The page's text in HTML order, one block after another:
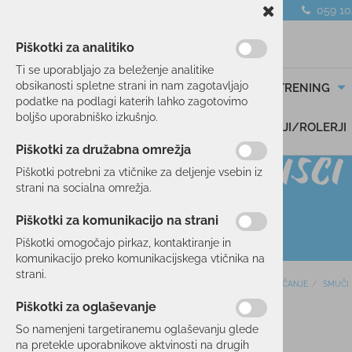
059
SMUČANJE TEK/TRENING
DARILNI BONI SKIROJI/ROLERJI
ALL-MOUNTAIN
SMUČANJE SMUČI
Piškotki za analitiko
Ti se uporabljajo za beleženje analitike
obsikanosti spletne strani in nam zagotavljajo
podatke na podlagi katerih lahko zagotovimo
boljšo uporabniško izkušnjo.
Piškotki za družabna omrežja
Piškotki potrebni za vtičnike za deljenje vsebin iz
strani na socialna omrežja.
Piškotki za komunikacijo na strani
Piškotki omogočajo pirkaz, kontaktiranje in
komunikacijo preko komunikacijskega vtičnika na
strani.
Piškotki za oglaševanje
So namenjeni targetiranemu oglaševanju glede
na pretekle uporabnikove aktvinosti na drugih